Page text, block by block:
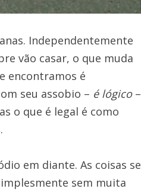
Independentemente
vão casar, o que muda
encontramos é
seu assobio – é lógico–
o que é legal é como
em diante. As coisas se
sem muita